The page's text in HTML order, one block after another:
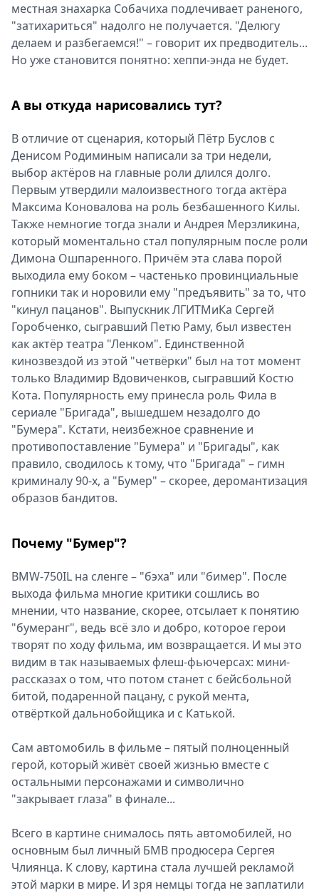
местная знахарка Собачиха подлечивает раненого,
"затихариться" надолго не получается. "Делюгу
делаем и разбегаемся!" – говорит их предводитель...
Но уже становится понятно: хеппи-энда не будет.
А вы откуда нарисовались тут?
В отличие от сценария, который Пётр Буслов с
Денисом Родиминым написали за три недели,
выбор актёров на главные роли длился долго.
Первым утвердили малоизвестного тогда актёра
Максима Коновалова на роль безбашенного Килы.
Также немногие тогда знали и Андрея Мерзликина,
который моментально стал популярным после роли
Димона Ошпаренного. Причём эта слава порой
выходила ему боком – частенько провинциальные
гопники так и норовили ему "предъявить" за то, что
"кинул пацанов". Выпускник ЛГИТМиКа Сергей
Горобченко, сыгравший Петю Раму, был известен
как актёр театра "Ленком". Единственной
кинозвездой из этой "четвёрки" был на тот момент
только Владимир Вдовиченков, сыгравший Костю
Кота. Популярность ему принесла роль Фила в
сериале "Бригада", вышедшем незадолго до
"Бумера". Кстати, неизбежное сравнение и
противопоставление "Бумера" и "Бригады", как
правило, сводилось к тому, что "Бригада" – гимн
криминалу 90-х, а "Бумер" – скорее, деромантизация
образов бандитов.
Почему "Бумер"?
BMW-750IL на сленге – "бэха" или "бимер". После
выхода фильма многие критики сошлись во
мнении, что название, скорее, отсылает к понятию
"бумеранг", ведь всё зло и добро, которое герои
творят по ходу фильма, им возвращается. И мы это
видим в так называемых флеш-фьючерсах: мини-
рассказах о том, что потом станет с бейсбольной
битой, подаренной пацану, с рукой мента,
отвёрткой дальнобойщика и с Катькой.
Сам автомобиль в фильме – пятый полноценный
герой, который живёт своей жизнью вместе с
остальными персонажами и символично
"закрывает глаза" в финале...
Всего в картине снималось пять автомобилей, но
основным был личный БМВ продюсера Сергея
Члиянца. К слову, картина стала лучшей рекламой
этой марки в мире. И зря немцы тогда не заплатили